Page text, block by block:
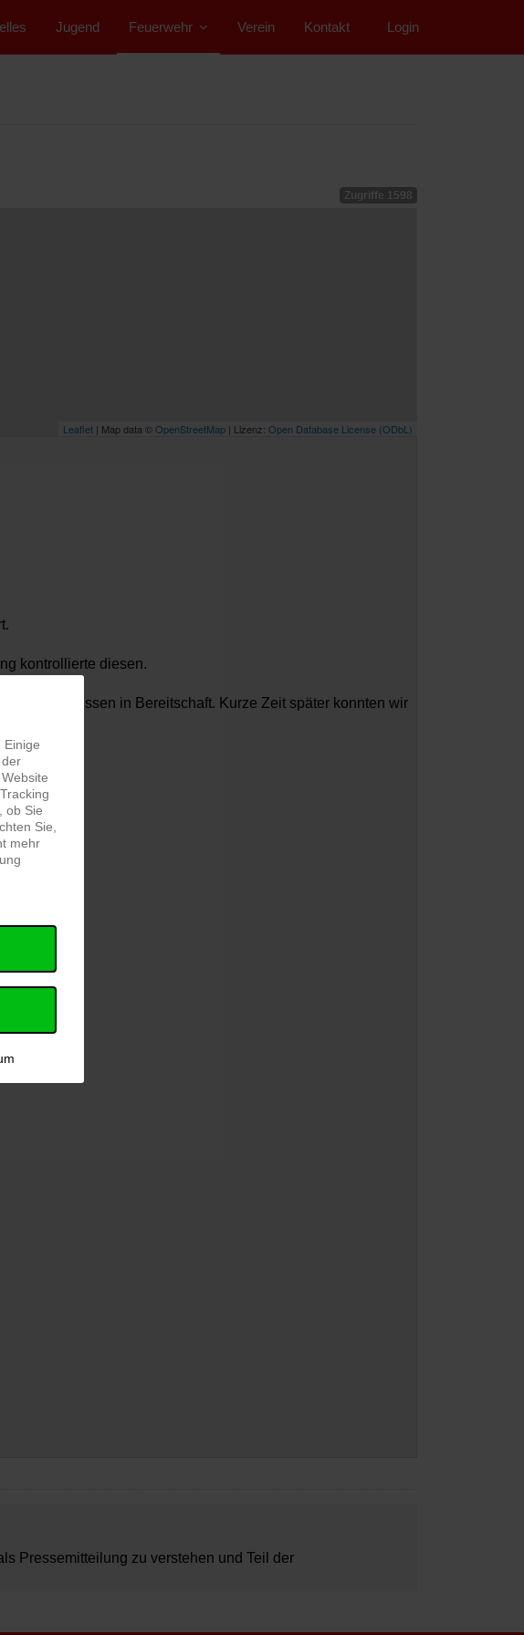
Jugend Feuerwehr Verein Kontakt Login
Zugriffe 1598
Leaflet | Map data © OpenStreetMap | Lizenz: Open Database License (ODbL)
kontrollierte diesen.
währenddessen in Bereitschaft. Kurze Zeit später konnten wir
Pressemitteilung zu verstehen und Teil der
Einige
ob Sie
Sie,
mehr